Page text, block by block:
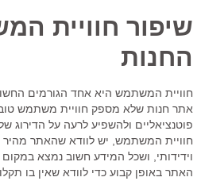
שיפור חוויית
החנות
חוויית המשתמש היא אחד הגורמים
אתר חנות שלא מספק חוויית משתמש
פוטנציאליים ולהשפיע לרעה על הדירוג
חוויית המשתמש, יש לוודא שהאתר מהיר
וידידותי, ושכל המידע חשוב נמצא
האתר באופן קבוע כדי לוודא שאין בו